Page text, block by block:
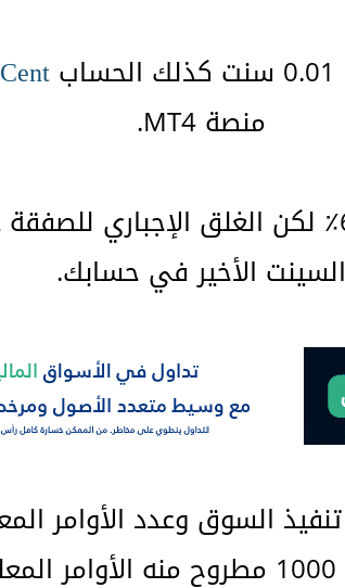
Cent
منصة MT4.
السينت الأخير في حسابك.